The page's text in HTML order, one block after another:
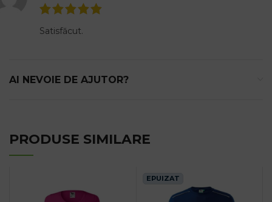
Satisfăcut.
AI NEVOIE DE AJUTOR?
PRODUSE SIMILARE
EPUIZAT